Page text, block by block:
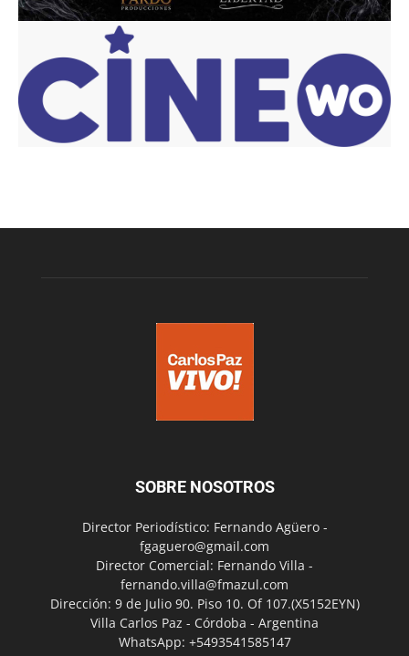
SOBRE NOSOTROS
Director Periodístico: Fernando Agüero -
fgaguero@gmail.com
Director Comercial: Fernando Villa -
fernando.villa@fmazul.com
Dirección: 9 de Julio 90. Piso 10. Of 107.(X5152EYN)
Villa Carlos Paz - Córdoba - Argentina
WhatsApp: +5493541585147